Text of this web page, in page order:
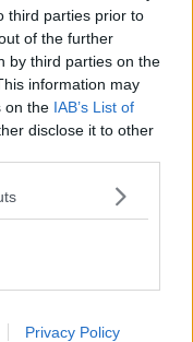
third parties prior to
of the further
by third parties on the
information may
on the IAB’s List of
disclose it to other
Privacy Policy
archiviazione digitale e
Comunali e
falsificati e
cartacea e
agli Uffici Territoriali
di false richieste di
presso il Comando